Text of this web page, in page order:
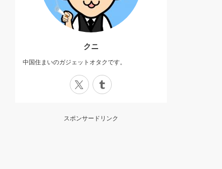
クニ
中国住まいのガジェットオタクです。
スポンサードリンク